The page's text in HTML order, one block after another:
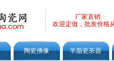
厂家直销
欢迎定做，批发价格
陶瓷佛像 羊脂瓷茶器